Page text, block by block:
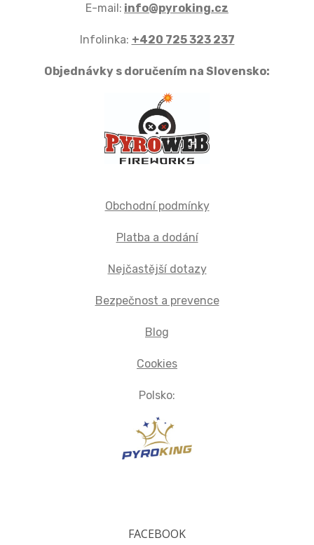
E-mail: info@pyroking.cz
Infolinka: +420 725 323 237
Objednávky s doručením na Slovensko:
Obchodní podmínky
Platba a dodání
Nejčastější dotazy
Bezpečnost a prevence
Blog
Cookies
Polsko:
FACEBOOK